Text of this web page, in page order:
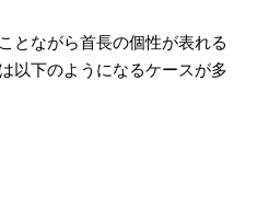
とながら首長の個性が表れる
以下のようになるケースが多